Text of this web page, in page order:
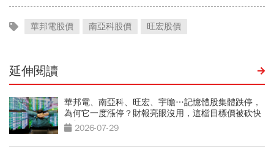
華邦電股價 南亞科股價 旺宏股價
延伸閱讀
華邦電、南亞科、旺宏、宇瞻…記憶體股集體跌停，
為何它一度漲停？財報亮眼沒用，這檔目標價被砍快
3成2026-07-29